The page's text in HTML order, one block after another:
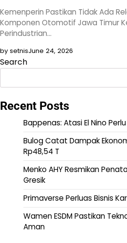
Kemenperin Pastikan Tidak Ada
Komponen Otomotif Jawa Timur
Perindustrian…
by setnisJune 24, 2026
Search
Recent Posts
Bappenas: Atasi El Nino
Bulog Catat Dampak
Rp48,54 T
Menko AHY Resmikan
Gresik
Primaverse Perluas Bisnis
Wamen ESDM Pastikan
Aman